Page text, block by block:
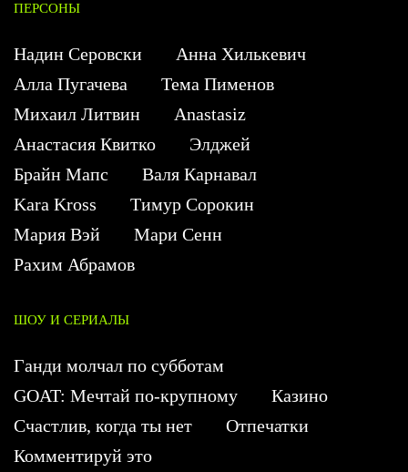
ПЕРСОНЫ
Надин Серовски
Анна Хилькевич
Алла Пугачева
Тема Пименов
Михаил Литвин
Anastasiz
Анастасия Квитко
Элджей
Брайн Мапс
Валя Карнавал
Kara Kross
Тимур Сорокин
Мария Вэй
Мари Сенн
Рахим Абрамов
ШОУ И СЕРИАЛЫ
Ганди молчал по субботам
GOAT: Мечтай по-крупному
Казино
Счастлив, когда ты нет
Отпечатки
Комментируй это